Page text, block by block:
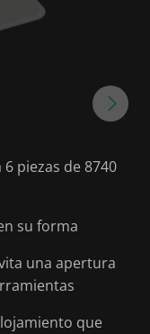
piezas de 8740
su forma
una apertura
que